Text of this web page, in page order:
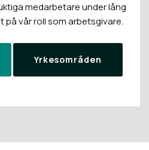
medarbetare under lång
på vår roll som arbetsgivare.
Yrkesområden